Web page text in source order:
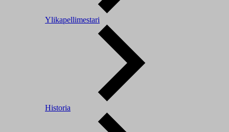
Ylikapellimestari
Historia